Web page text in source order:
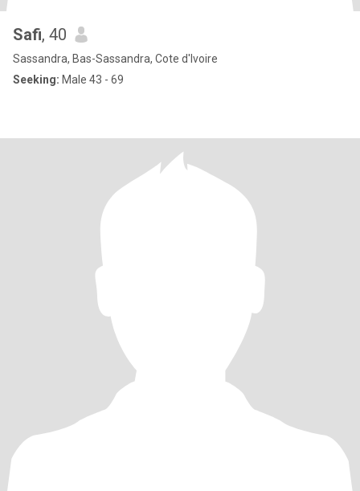
Safi, 40
Sassandra, Bas-Sassandra, Cote d'Ivoire
Seeking: Male 43 - 69